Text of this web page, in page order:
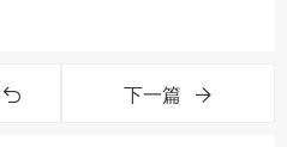
下一篇